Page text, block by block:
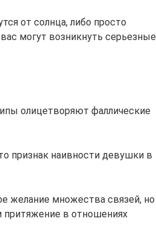
от солнца, либо просто
могут возникнуть серьезные
олицетворяют фаллические
признак наивности девушки в
желание множества связей, но
притяжение в отношениях